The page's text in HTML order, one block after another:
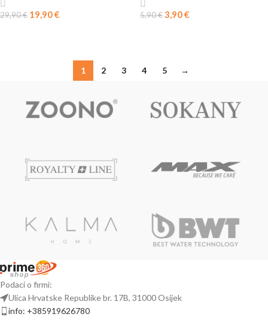
29,90€ 19,90€ 5,90€3,90€
1 2 3 4 5 →
Podaci o firmi:
Ulica Hrvatske Republike br. 17B, 31000 Osijek
info: +385919626780